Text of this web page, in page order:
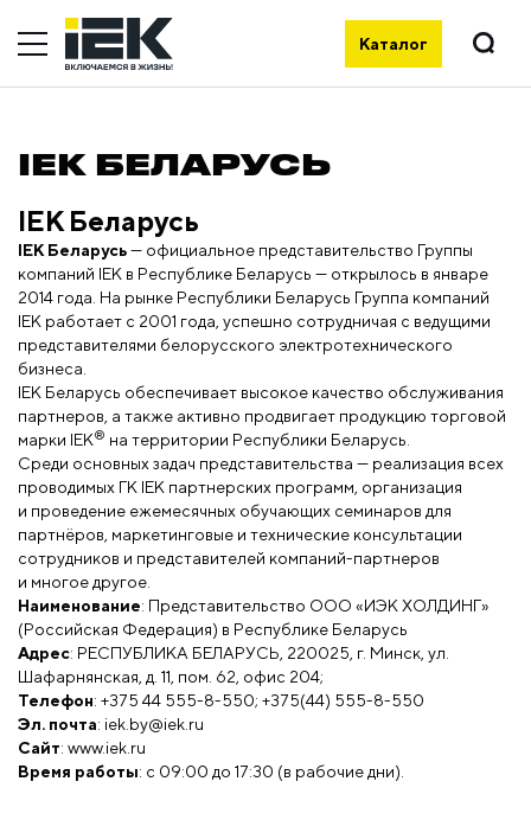
Каталог
IEK БЕЛАРУСЬ
IEK Беларусь
IEK Беларусь— официальное представительство Группы
компаний IEK в Республике Беларусь — открылось в январе
2014 года. На рынке Республики Беларусь Группа компаний
IEK работает с 2001 года, успешно сотрудничая с ведущими
представителями белорусского электротехнического
бизнеса.
IEK Беларусь обеспечивает высокое качество обслуживания
партнеров, а также активно продвигает продукцию торговой
марки IEK® на территории Республики Беларусь.
Среди основных задач представительства — реализация всех
проводимых ГК IEK партнерских программ, организация
и проведение ежемесячных обучающих семинаров для
партнёров, маркетинговые и технические консультации
сотрудников и представителей компаний-партнеров
и многое другое.
Наименование: Представительство ООО «ИЭК ХОЛДИНГ»
(Российская Федерация) в Республике Беларусь
Адрес: РЕСПУБЛИКА БЕЛАРУСЬ, 220025, г. Минск, ул.
Шафарнянская, д. 11, пом. 62, офис 204;
Телефон: +375 44 555-8-550; +375(44) 555-8-550
Эл. почта: iek.by@iek.ru
Сайт: www.iek.ru
Время работы: с 09:00 до 17:30 (в рабочие дни).